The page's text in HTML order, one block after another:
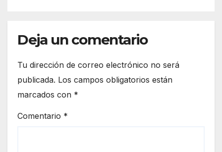
Deja un comentario
Tu dirección de correo electrónico no será
publicada. Los campos obligatorios están
marcados con *
Comentario *